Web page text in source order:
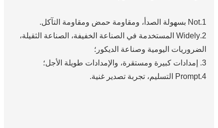
1.Not بسهولة الصدأ، ومقاومة حمض ومقاومة التآكل.
2.Widely المستخدمة في الصناعة الخفيفة، الصناعة الثقيلة،
الضروريات اليومية وصناعة الديكور؛
3. إمدادات كبيرة ومستقرة، والإمدادات طويلة الأجل؛
4.Prompt التسليم، تجربة تصدير غنية.